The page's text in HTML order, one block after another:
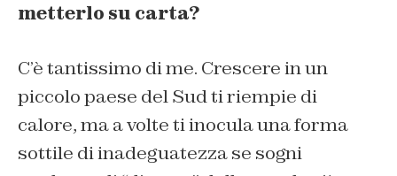
metterlo su carta?
C’è tantissimo di me. Crescere in un
piccolo paese del Sud ti riempie di
calore, ma a volte ti inocula una forma
sottile di inadeguatezza se sogni